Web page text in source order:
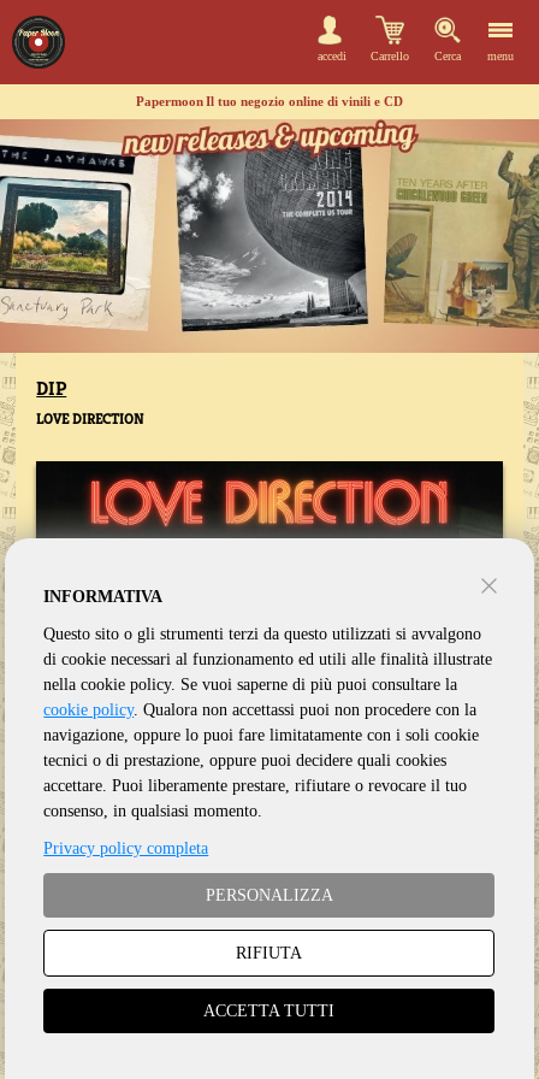
accedi Carrello Cerca menu
PapermoonIl tuo negozio online di vinili e CD
DIP
LOVE DIRECTION
Anno:2024
INFORMATIVA
Questo sito o gli strumenti terzi da questo utilizzati si avvalgono
di cookie necessari al funzionamento ed utili alle finalità illustrate
nella cookie policy. Se vuoi saperne di più puoi consultare la
cookie policy. Qualora non accettassi puoi non procedere con la
navigazione, oppure lo puoi fare limitatamente con i soli cookie
tecnici o di prestazione, oppure puoi decidere quali cookies
accettare. Puoi liberamente prestare, rifiutare o revocare il tuo
consenso, in qualsiasi momento.
Privacy policy completa
PERSONALIZZA
RIFIUTA
ACCETTA TUTTI